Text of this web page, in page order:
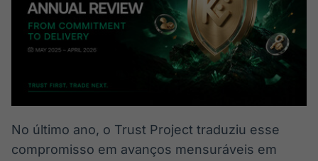
No último ano, o Trust Project traduziu esse
compromisso em avanços mensuráveis em